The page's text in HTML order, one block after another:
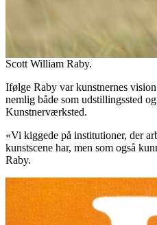
Scott William Raby.
Ifølge Raby var kunstnernes
nemlig både som udstillingssted
Kunstnerværksted.
«Vi kiggede på institutioner, der
kunstscene har, men som også
Raby.